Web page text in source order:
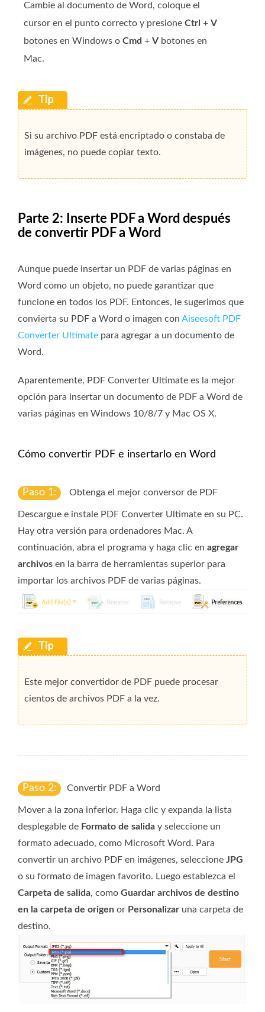
Cambie al documento de Word, coloque el
cursor en el punto correcto y presione Ctrl + V
botones en Windows o Cmd + V botones en
Mac.
Si su archivo PDF está encriptado o constaba de
imágenes, no puede copiar texto.
Parte 2: Inserte PDF a Word después
de convertir PDF a Word
Aunque puede insertar un PDF de varias páginas en
Word como un objeto, no puede garantizar que
funcione en todos los PDF. Entonces, le sugerimos que
convierta su PDF a Word o imagen con Aiseesoft PDF
Converter Ultimate para agregar a un documento de
Word.
Aparentemente, PDF Converter Ultimate es la mejor
opción para insertar un documento de PDF a Word de
varias páginas en Windows 10/8/7 y Mac OS X.
Cómo convertir PDF e insertarlo en Word
Paso 1: Obtenga el mejor conversor de PDF
Descargue e instale PDF Converter Ultimate en su PC.
Hay otra versión para ordenadores Mac. A
continuación, abra el programa y haga clic en agregar
archivos en la barra de herramientas superior para
importar los archivos PDF de varias páginas.
Este mejor convertidor de PDF puede procesar
cientos de archivos PDF a la vez.
Paso 2: Convertir PDF a Word
Mover a la zona inferior. Haga clic y expanda la lista
desplegable de Formato de salida y seleccione un
formato adecuado, como Microsoft Word. Para
convertir un archivo PDF en imágenes, seleccione JPG
o su formato de imagen favorito. Luego establezca el
Carpeta de salida, como Guardar archivos de destino
en la carpeta de origen or Personalizar una carpeta de
destino.